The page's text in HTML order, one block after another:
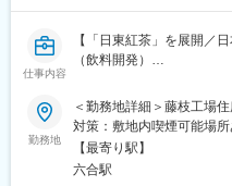
業界内で比較的新しいメ
め、新規原料に活路を見
開発が強みのメーカーへ
（2）食品化学分野におけ
品用油脂、業務用チョコ
にて、国内トップクラス
性の食素材によって社会
や植物性チーズも開発して
仕事内容
【「日東紅茶」を展開／
（飲料開発）
三井農林は、「日東紅茶
す。
日本で唯一の紅茶メーカ
してきました。
近年では、カテキン研究
勤務地
＜勤務地詳細＞藤枝工場
対策：敷地内喫煙可能場所
【最寄り駅】
六合駅